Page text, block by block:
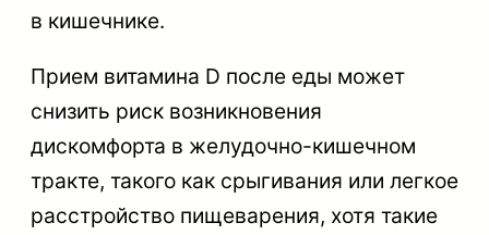
в кишечнике.
Прием витамина D после еды может
снизить риск возникновения
дискомфорта в желудочно-кишечном
тракте, такого как срыгивания или легкое
расстройство пищеварения, хотя такие